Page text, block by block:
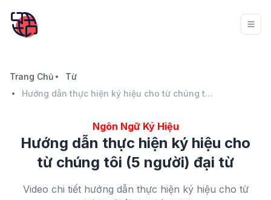
Trang Chủ
Từ
Hướng dẫn thực hiện ký hiệu cho từ chúng tôi (5 người) đại từ
Ngôn Ngữ Ký Hiệu
Hướng dẫn thực hiện ký hiệu cho
từ chúng tôi (5 người) đại từ
Video chi tiết hướng dẫn thực hiện ký hiệu cho từ